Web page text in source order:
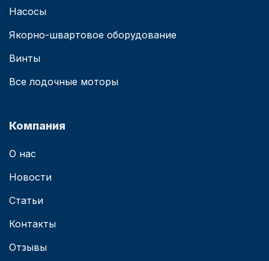
Насосы
Якорно-швартовое оборудование
Винты
Все лодочные моторы
Компания
О нас
Новости
Статьи
Контакты
Отзывы